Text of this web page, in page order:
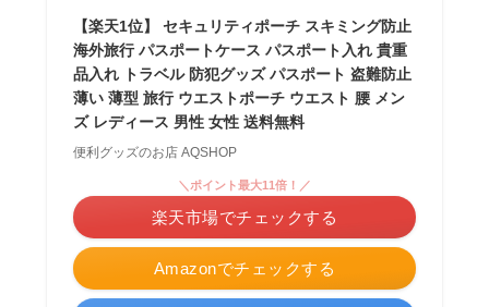
【楽天1位】 セキュリティポーチ スキミング防止
海外旅行 パスポートケース パスポート入れ 貴重
品入れ トラベル 防犯グッズ パスポート 盗難防止
薄い 薄型 旅行 ウエストポーチ ウエスト 腰 メン
ズ レディース 男性 女性 送料無料
便利グッズのお店 AQSHOP
Amazonでチェックする
＼ポイント最大11倍！／
楽天市場でチェックする